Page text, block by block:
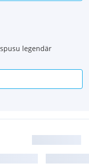
legendär